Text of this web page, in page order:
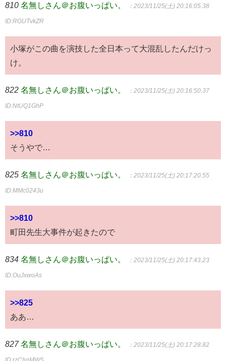
810 名無しさん＠お腹いっぱい。 ：2023/11/25(土) 20:16:05.38
ID:RGUTvkZR
小塚がこの曲を演技した全日本って大混乱したんだけっ
け。
822 名無しさん＠お腹いっぱい。 ：2023/11/25(土) 20:16:50.37
ID:NtUQ1GhP
>>810
そうやで…
825 名無しさん＠お腹いっぱい。 ：2023/11/25(土) 20:17:20.55
ID:MMc0243u
>>810
町田先生大事件が起きたので
834 名無しさん＠お腹いっぱい。 ：2023/11/25(土) 20:17:43.23
ID:OuJxwoAs
>>825
ああ…
827 名無しさん＠お腹いっぱい。 ：2023/11/25(土) 20:17:28.82